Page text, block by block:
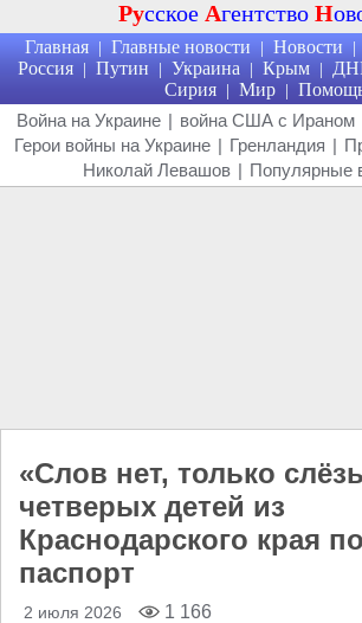
Русское Агентство Н
Главная | Главные новости | Новости |
Россия | Путин | Украина | Крым |
Сирия | Мир |
Война на Украине | война США с Ираном
Герои войны на Украине | Гренландия |
Николай Левашов | Популярные
«Слов нет, только
четверых детей из
Краснодарского края
паспорт
2 июля 2026 1 166